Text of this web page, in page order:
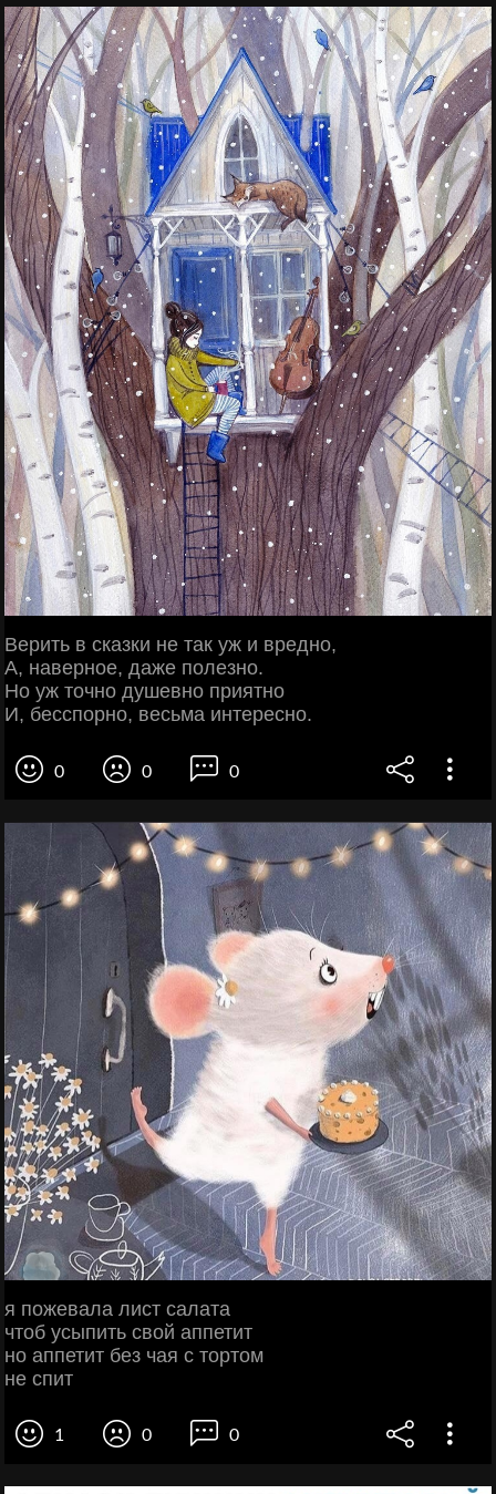
Верить в сказки не так уж и вредно,
А, наверное, даже полезно.
Но уж точно душевно приятно
И, бесспорно, весьма интересно.
0 0 0
я пожевала лист салата
чтоб усыпить свой аппетит
но аппетит без чая с тортом
не спит
1 0 0